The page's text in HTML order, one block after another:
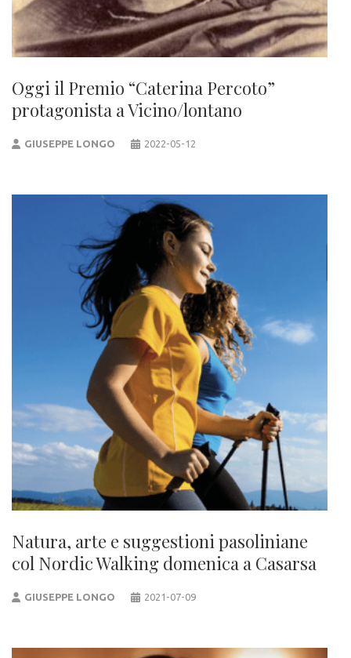
Oggi il Premio “Caterina Percoto”
protagonista a Vicino/lontano
GIUSEPPE LONGO 2022-05-12
Natura, arte e suggestioni pasoliniane
col Nordic Walking domenica a Casarsa
GIUSEPPE LONGO 2021-07-09